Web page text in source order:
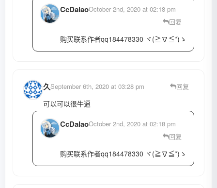
CcDalaoOctober 2nd, 2020 at 02:18 pm
回复
购买联系作者qq184478330 ヾ(≧∇≦*)ゝ
久September 6th, 2020 at 03:28 pm 回复
可以可以很牛逼
CcDalaoOctober 2nd, 2020 at 02:18 pm
回复
购买联系作者qq184478330 ヾ(≧∇≦*)ゝ